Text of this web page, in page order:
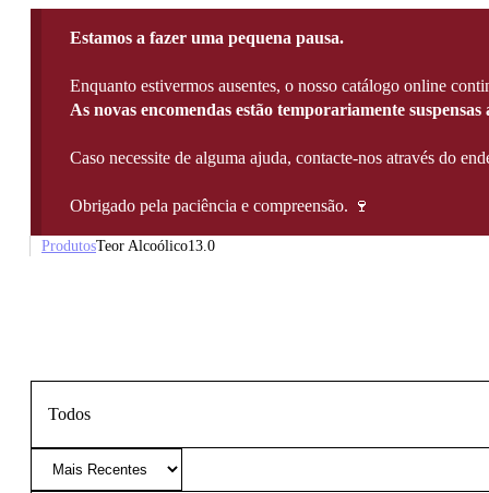
Estamos a fazer uma pequena pausa.
Enquanto estivermos ausentes, o nosso catálogo online
As novas encomendas estão temporariamente suspensas
Caso necessite de alguma ajuda, contacte-nos através do
Obrigado pela paciência e compreensão. 🍷
ProdutosTeor Alcoólico13.0
Todos